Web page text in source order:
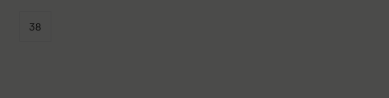
38